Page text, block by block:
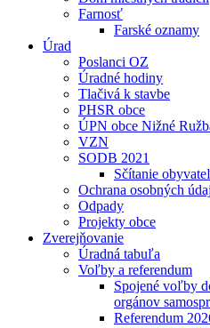
Farnosť
Farské oznamy
Úrad
Poslanci OZ
Úradné hodiny
Tlačivá k stavbe
PHSR obce
ÚPN obce Nižné
VZN
SODB 2021
Sčítanie
Ochrana osobných
Odpady
Projekty obce
Zverejňovanie
Úradná tabuľa
Voľby a referendum
Spojené voľby
orgánov
Referendum